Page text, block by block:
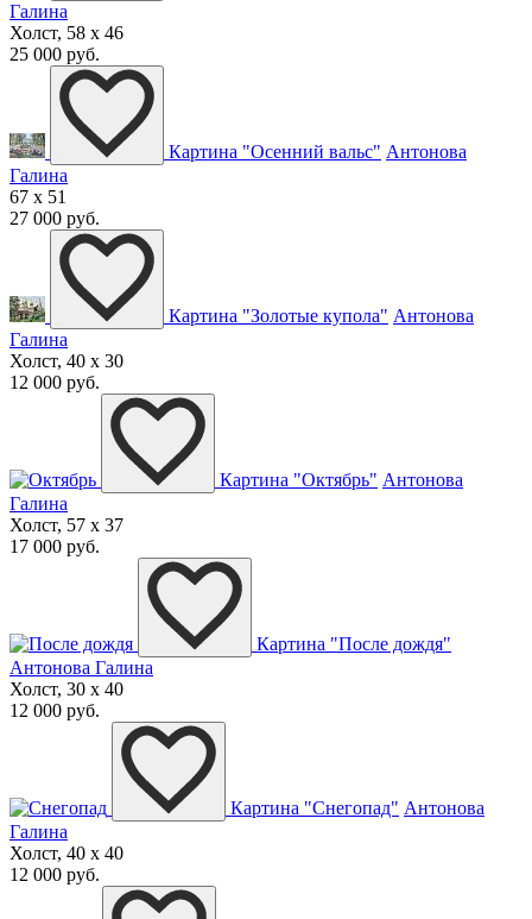
Галина
Холст, 58 x 46
25 000 руб.
Картина "Осенний вальс" Антонова
Галина
67 x 51
27 000 руб.
Картина "Золотые купола" Антонова
Галина
Холст, 40 x 30
12 000 руб.
Картина "Октябрь" Антонова
Галина
Холст, 57 x 37
17 000 руб.
Картина "После дождя"
Антонова Галина
Холст, 30 x 40
12 000 руб.
Картина "Снегопад" Антонова
Галина
Холст, 40 x 40
12 000 руб.